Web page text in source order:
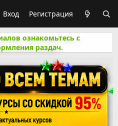
Вход Регистрация
ознакомьтесь с
раздач.